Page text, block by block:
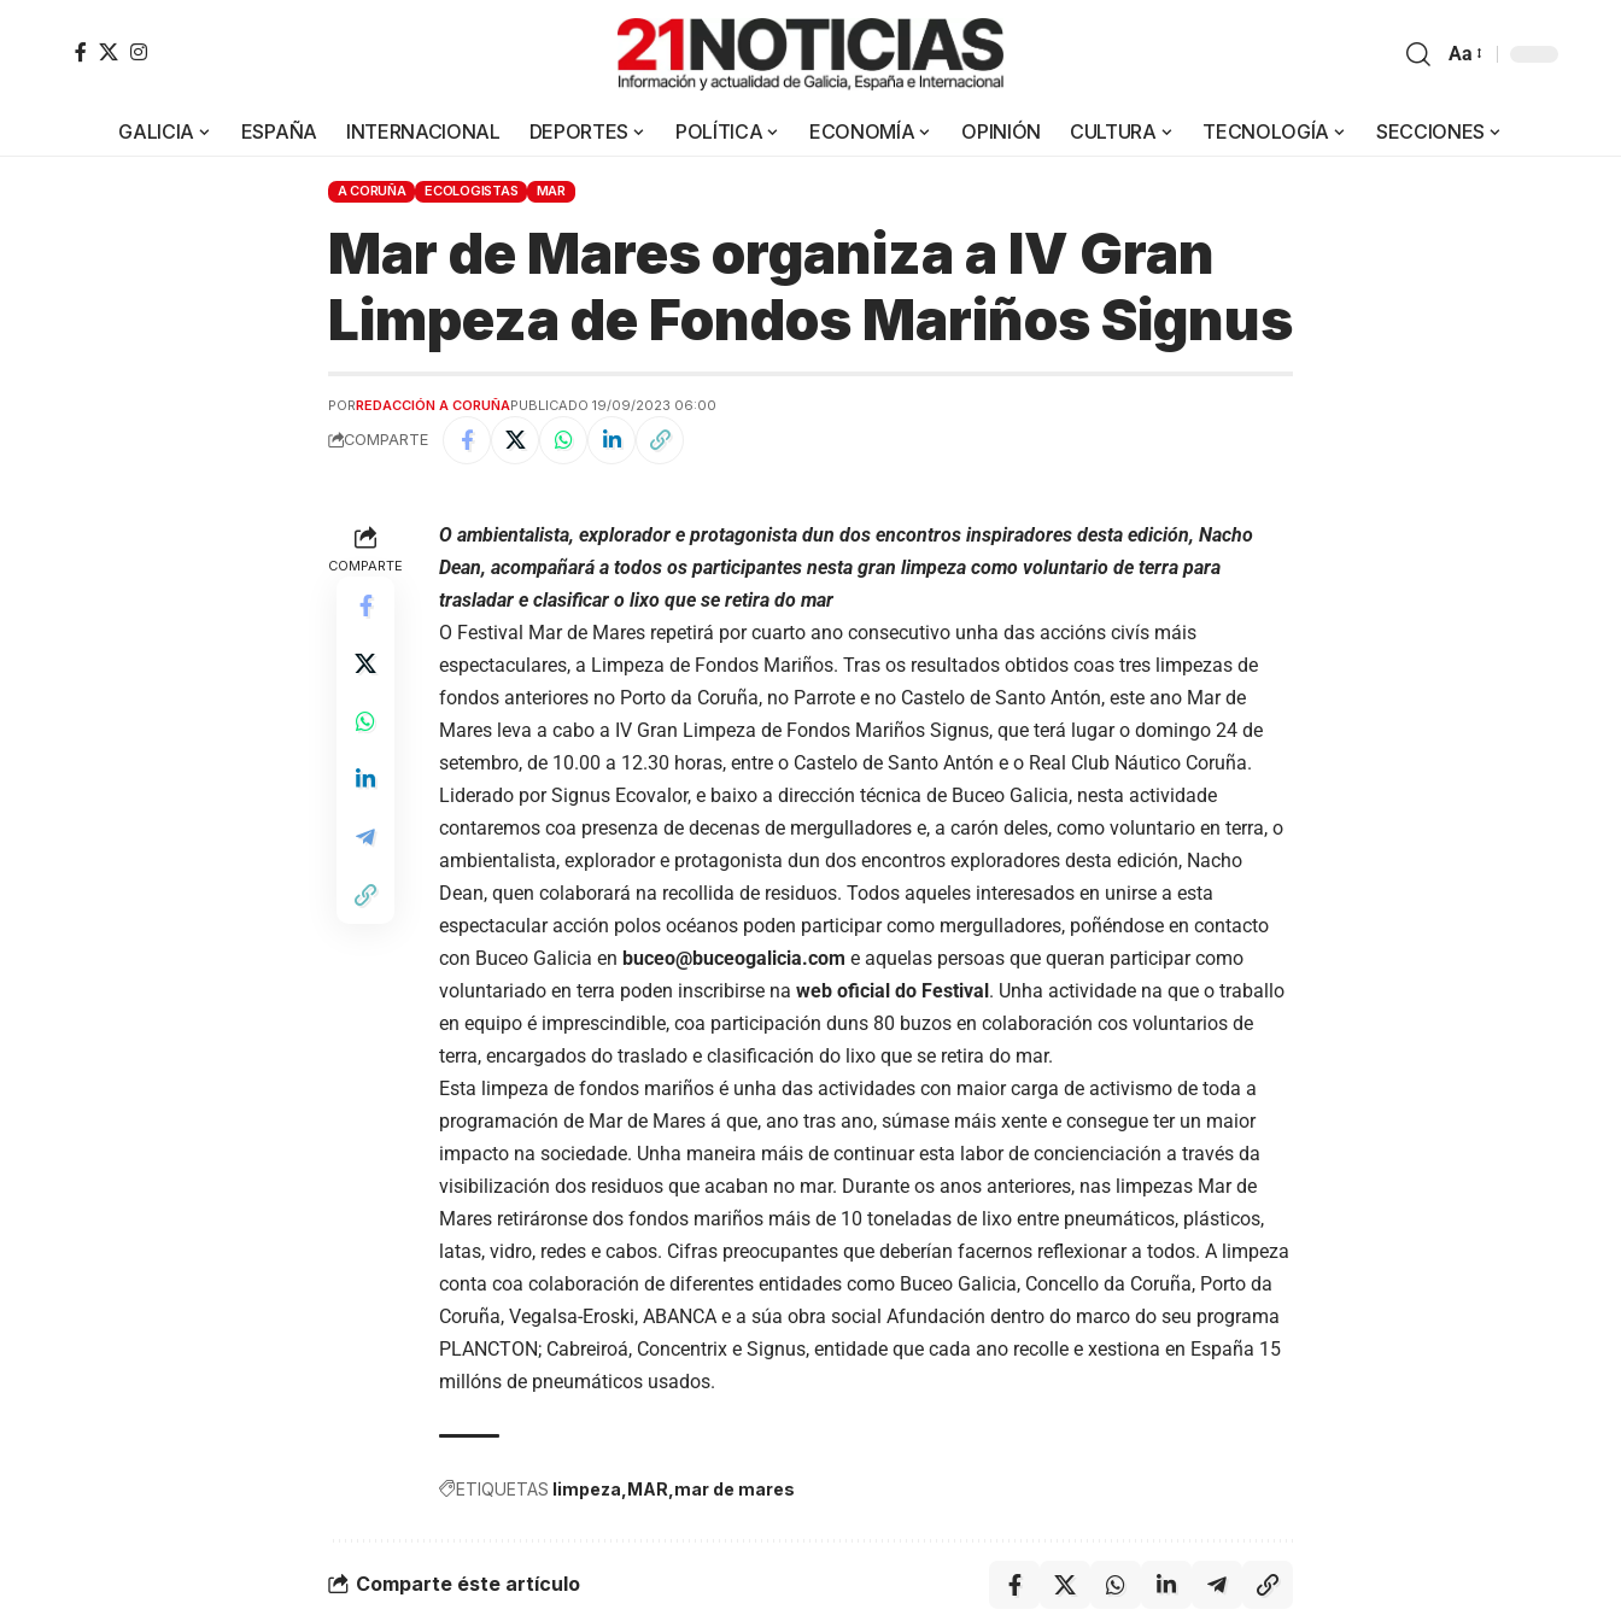
Aa
GALICIA ESPAÑA INTERNACIONAL DEPORTES POLÍTICA ECONOMÍA OPINIÓN CULTURA TECNOLOGÍA SECCIONES
A CORUÑA ECOLOGISTAS MAR
Mar de Mares organiza a IV Gran
Limpeza de Fondos Mariños Signus
PORREDACCIÓN A CORUÑAPUBLICADO 19/09/2023 06:00
COMPARTE
COMPARTE
O ambientalista, explorador e protagonista dun dos encontros inspiradores desta edición, Nacho
Dean, acompañará a todos os participantes nesta gran limpeza como voluntario de terra para
trasladar e clasificar o lixo que se retira do mar
O Festival Mar de Mares repetirá por cuarto ano consecutivo unha das accións civís máis
espectaculares, a Limpeza de Fondos Mariños. Tras os resultados obtidos coas tres limpezas de
fondos anteriores no Porto da Coruña, no Parrote e no Castelo de Santo Antón, este ano Mar de
Mares leva a cabo a IV Gran Limpeza de Fondos Mariños Signus, que terá lugar o domingo 24 de
setembro, de 10.00 a 12.30 horas, entre o Castelo de Santo Antón e o Real Club Náutico Coruña.
Liderado por Signus Ecovalor, e baixo a dirección técnica de Buceo Galicia, nesta actividade
contaremos coa presenza de decenas de mergulladores e, a carón deles, como voluntario en terra, o
ambientalista, explorador e protagonista dun dos encontros exploradores desta edición, Nacho
Dean, quen colaborará na recollida de residuos. Todos aqueles interesados en unirse a esta
espectacular acción polos océanos poden participar como mergulladores, poñéndose en contacto
con Buceo Galicia en buceo@buceogalicia.com e aquelas persoas que queran participar como
voluntariado en terra poden inscribirse na web oficial do Festival. Unha actividade na que o traballo
en equipo é imprescindible, coa participación duns 80 buzos en colaboración cos voluntarios de
terra, encargados do traslado e clasificación do lixo que se retira do mar.
Esta limpeza de fondos mariños é unha das actividades con maior carga de activismo de toda a
programación de Mar de Mares á que, ano tras ano, súmase máis xente e consegue ter un maior
impacto na sociedade. Unha maneira máis de continuar esta labor de concienciación a través da
visibilización dos residuos que acaban no mar. Durante os anos anteriores, nas limpezas Mar de
Mares retiráronse dos fondos mariños máis de 10 toneladas de lixo entre pneumáticos, plásticos,
latas, vidro, redes e cabos. Cifras preocupantes que deberían facernos reflexionar a todos. A limpeza
conta coa colaboración de diferentes entidades como Buceo Galicia, Concello da Coruña, Porto da
Coruña, Vegalsa-Eroski, ABANCA e a súa obra social Afundación dentro do marco do seu programa
PLANCTON; Cabreiroá, Concentrix e Signus, entidade que cada ano recolle e xestiona en España 15
millóns de pneumáticos usados.
ETIQUETAS limpeza MAR mar de mares
Comparte éste artículo